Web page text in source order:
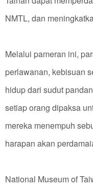
NMTL, dan
Melalui pameran ini,
perlawanan, kebisuan
hidup dari sudut
setiap orang dipaksa
mereka menempuh
harapan akan
National Museum of